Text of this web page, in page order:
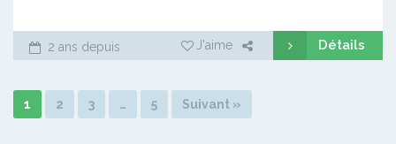
2 ans depuis J'aime Détails
1 2 3 … 5 Suivant »